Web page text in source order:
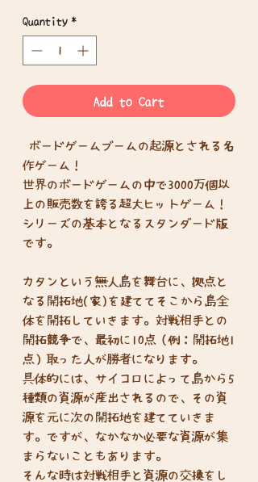
Quantity *
Add to Cart
ボードゲームブームの起源とされる名
作ゲーム！
世界のボードゲームの中で3000万個以
上の販売数を誇る超大ヒットゲーム！
シリーズの基本となるスタンダード版
です。
カタンという無人島を舞台に、拠点と
なる開拓地(家)を建ててそこから島全
体を開拓していきます。対戦相手との
開拓競争で、最初に10点（例：開拓地1
点）取った人が勝者になります。
具体的には、サイコロによって島から5
種類の資源が産出されるので、その資
源を元に次の開拓地を建てていきま
す。ですが、なかなか必要な資源が集
まらないこともあります。
そんな時は対戦相手と資源の交換をし